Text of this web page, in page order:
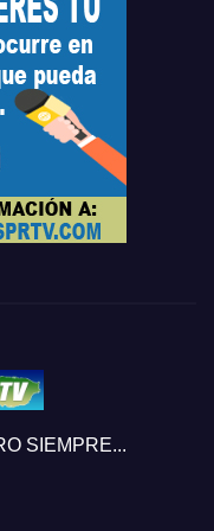
SIEMPRE...